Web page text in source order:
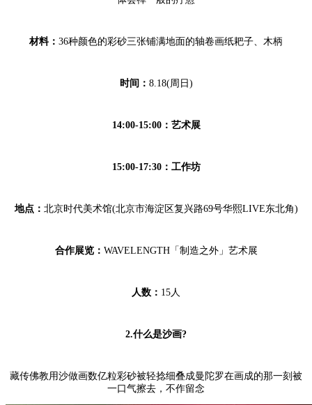
材料： 36种颜色的彩砂三张铺满地面的轴卷画纸耙子、木柄
时间： 8.18(周日)
14:00-15:00：艺术展
15:00-17:30：工作坊
地点： 北京时代美术馆(北京市海淀区复兴路69号华熙LIVE东北角)
合作展览： WAVELENGTH「制造之外」艺术展
人数： 15人
2.什么是沙画?
藏传佛教用沙做画数亿粒彩砂被轻捻细叠成曼陀罗在画成的那一刻被
一口气擦去，不作留念